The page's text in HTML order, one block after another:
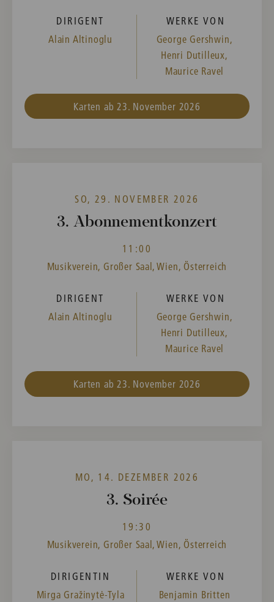
DIRIGENT
Alain Altinoglu
WERKE VON
George Gershwin,
Henri Dutilleux,
Maurice Ravel
Karten ab 23. November 2026
SO, 29. NOVEMBER 2026
3. Abonnementkonzert
11:00
Musikverein, Großer Saal, Wien, Österreich
DIRIGENT
Alain Altinoglu
WERKE VON
George Gershwin,
Henri Dutilleux,
Maurice Ravel
Karten ab 23. November 2026
MO, 14. DEZEMBER 2026
3. Soirée
19:30
Musikverein, Großer Saal, Wien, Österreich
DIRIGENTIN
Mirga Gražinytė-Tyla
WERKE VON
Benjamin Britten